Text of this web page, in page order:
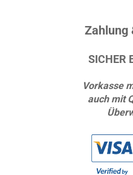
Zahlung
SICHER
Vorkasse
auch mit